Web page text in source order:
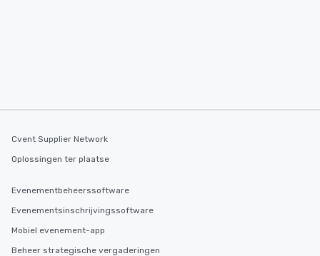
Cvent Supplier Network
Oplossingen ter plaatse
Evenementbeheerssoftware
Evenementsinschrijvingssoftware
Mobiel evenement-app
Beheer strategische vergaderingen